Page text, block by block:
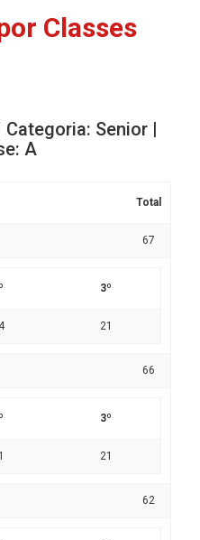
Classes
Senior |
A
Total
67
3º
21
66
3º
21
62